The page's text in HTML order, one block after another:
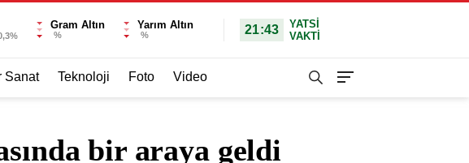
Gram Altın
%
Yarım Altın
% 21:43
YATSI
VAKTİ
Sanat Teknoloji Foto Video
bir araya geldi